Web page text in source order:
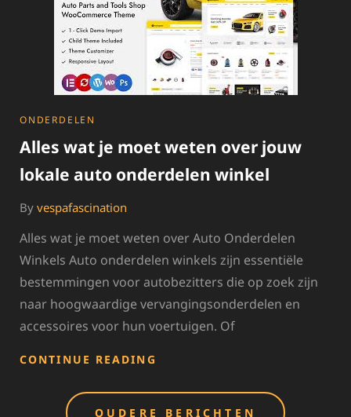
CATEGORIES
ONDERDELEN
Alles wat je moet weten over jouw
lokale auto onderdelen winkel
By vespafascination
Alles wat je moet weten over Auto Onderdelen
Winkels Auto onderdelen winkels zijn essentiële
bestemmingen voor autobezitters die op zoek zijn
naar hoogwaardige vervangingsonderdelen en
accessoires voor hun voertuigen. Of
CONTINUE READING
JE
OUDERE BERICHTEN